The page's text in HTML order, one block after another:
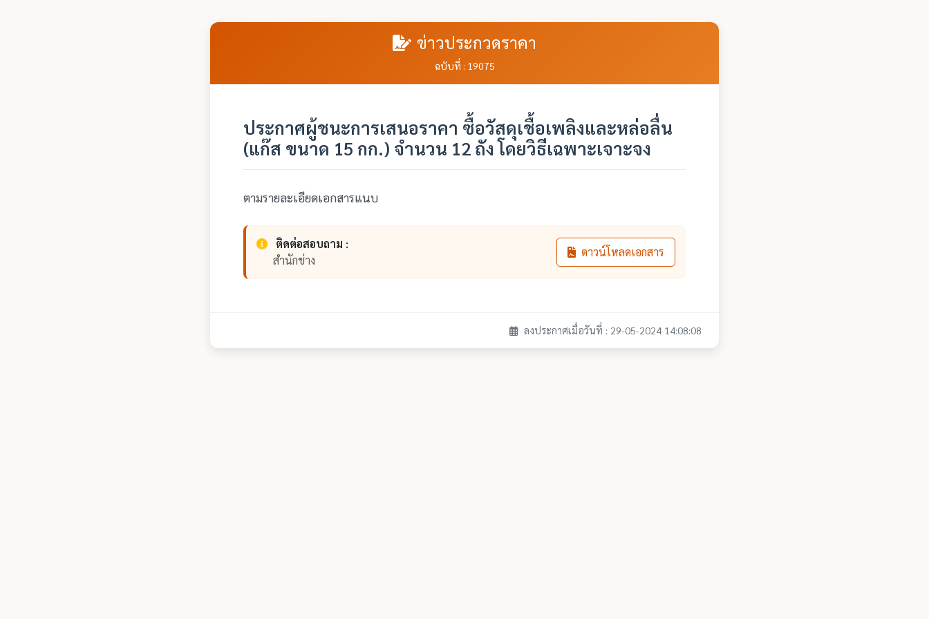
ข่าวประกวดราคา
ฉบับที่ : 19075
ประกาศผู้ชนะการเสนอราคา ซื้อวัสดุเชื้อเพลิงและหล่อลื่น
(แก๊ส ขนาด 15 กก.) จำนวน 12 ถัง โดยวิธีเฉพาะเจาะจง
ตามรายละเอียดเอกสารแนบ
ติดต่อสอบถาม :
สำนักช่าง
ดาวน์โหลดเอกสาร
ลงประกาศเมื่อวันที่ : 29-05-2024 14:08:08